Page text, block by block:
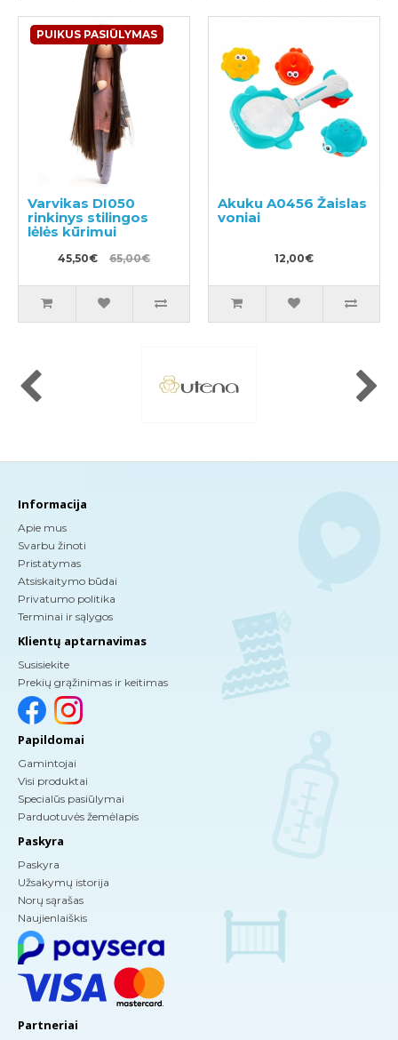
PUIKUS PASIŪLYMAS
Varvikas DI050
rinkinys stilingos
lėlės kūrimui
45,50€ 65,00€
Akuku A0456 Žaislas
voniai
12,00€
Informacija
Apie mus
Svarbu žinoti
Pristatymas
Atsiskaitymo būdai
Privatumo politika
Terminai ir sąlygos
Klientų aptarnavimas
Susisiekite
Prekių grąžinimas ir keitimas
Papildomai
Gamintojai
Visi produktai
Specialūs pasiūlymai
Parduotuvės žemėlapis
Paskyra
Paskyra
Užsakymų istorija
Norų sąrašas
Naujienlaiškis
Partneriai